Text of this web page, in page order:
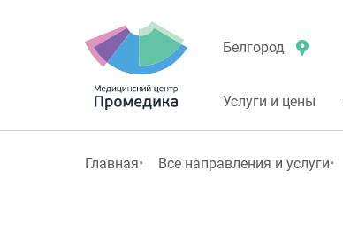
Белгород
Услуги и цены
Главная Все направления и услуги